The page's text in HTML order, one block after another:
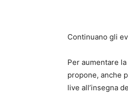
Continuano gli
Per aumentare
propone, anche
live all’insegna